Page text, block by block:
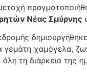
Νέας Σμύρνης
χαμόγελα,
τη διάρκεια της